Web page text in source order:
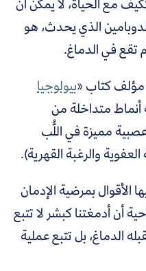
الذي يحدث، هو
في الدماغ.
كتاب «بيولوجيا
متداخلة من
مميزة في اللُّب
والرغبة القهرية).
الأقوال بمرضية الإدمان
أن أدمغتنا كبشر لا تتبع
الدماغ، بل تتبع عملية